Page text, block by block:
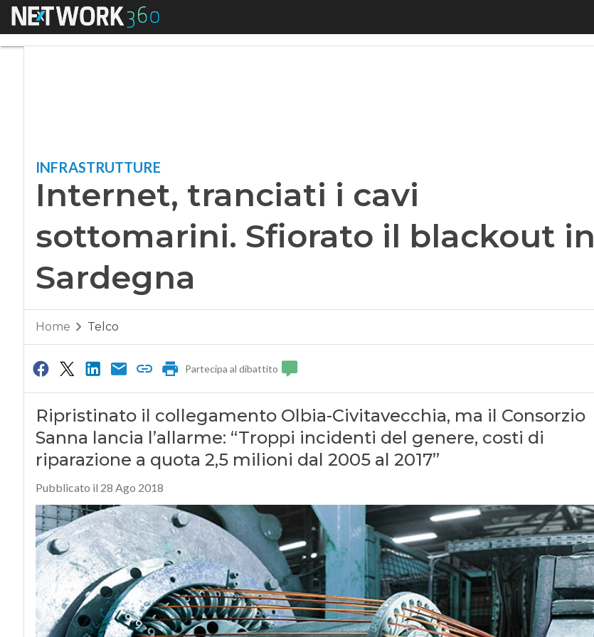
Menu
INFRASTRUTTURE
Internet, tranciati i cavi
sottomarini. Sfiorato il blackout in
Sardegna
Home Telco
Partecipa al dibattito
Ripristinato il collegamento Olbia-Civitavecchia, ma il Consorzio
Sanna lancia l’allarme: “Troppi incidenti del genere, costi di
riparazione a quota 2,5 milioni dal 2005 al 2017”
Pubblicato il 28 Ago 2018